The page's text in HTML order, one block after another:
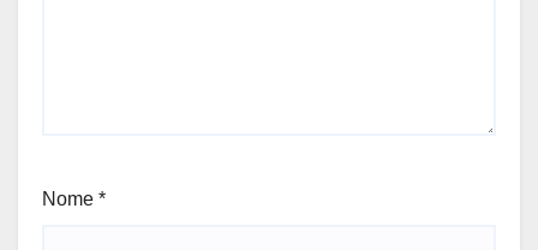
Nome *